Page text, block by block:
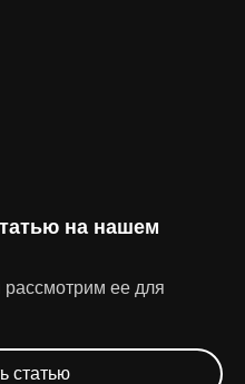
на нашем
ее для
статью